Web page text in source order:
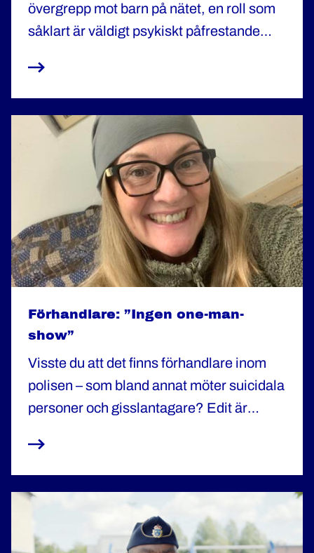
övergrepp mot barn på nätet, en roll som
såklart är väldigt psykiskt påfrestande
lägga pussel och lösa fall.
Förhandlare: ”Ingen one-man-
show”
Visste du att det finns förhandlare inom
polisen – som bland annat möter suicidala
personer och gisslantagare? Edit är
ett jobb där empati är a och o.